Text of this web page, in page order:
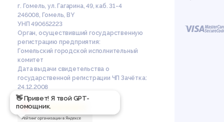
👋 Привет! Я твой GPT-
помощник.
г. Гомель, ул. Гагарина, 49, каб. 31-4
246008, Гомель BY
УНП 490652223
Орган, осуществивший государственную
регистрацию предприятия:
Гомельский городской исполнительный
комитет
Дата выдачи свидетельства о
государственной регистрации ЧП Зачётка:
24.12.2008